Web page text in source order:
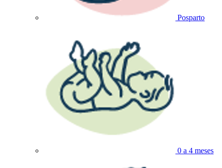
Posparto
0 a 4 meses